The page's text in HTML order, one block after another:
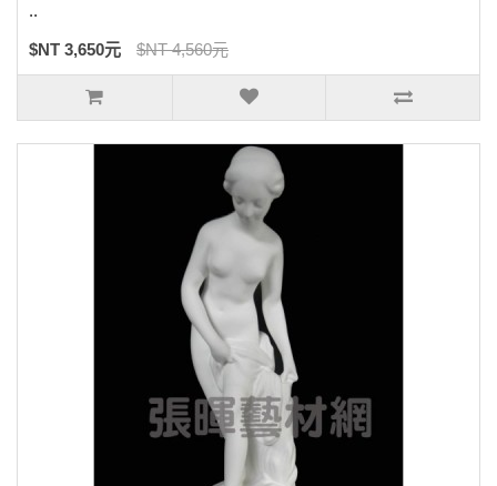
..
$NT 3,650元 $NT 4,560元